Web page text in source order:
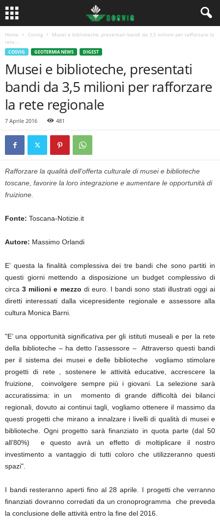
Home Cosvig
Musei e biblioteche, presentati bandi da 3,5 milioni per rafforzare la
rete...
COSVIG GEOTERMIA NEWS DIGEST
Musei e biblioteche, presentati
bandi da 3,5 milioni per rafforzare
la rete regionale
7 Aprile 2016 481
Rafforzare la qualità dell’offerta culturale di musei e biblioteche
toscane, favorire la loro integrazione e aumentare le opportunità di
fruizione.
Fonte: Toscana-Notizie.it
Autore: Massimo Orlandi
E’ questa la finalità complessiva dei tre bandi che sono partiti in
questi giorni mettendo a disposizione un budget complessivo di
circa3 milioni e mezzo di euro. I bandi sono stati illustrati oggi ai
diretti interessati dalla vicepresidente regionale e assessore alla
cultura Monica Barni.
"E’ una opportunità significativa per gli istituti museali e per la rete
della biblioteche – ha detto l’assessore – Attraverso questi bandi
per il sistema dei musei e delle biblioteche vogliamo stimolare
progetti di rete , sostenere le attività educative, accrescere la
fruizione, coinvolgere sempre più i giovani. La selezione sarà
accuratissima: in un momento di grande difficoltà dei bilanci
regionali, dovuto ai continui tagli, vogliamo ottenere il massimo da
questi progetti che mirano a innalzare i livelli di qualità di musei e
biblioteche. Ogni progetto sarà finanziato in quota parte (dal 50
all’80%) e questo avrà un effetto di moltiplicare il nostro
investimento a vantaggio di tutti coloro che utilizzeranno questi
spazi".
I bandi resteranno aperti fino al 28 aprile. I progetti che verranno
finanziati dovranno corredati da un cronoprogramma che preveda
la conclusione delle attività entro la fine del 2016.